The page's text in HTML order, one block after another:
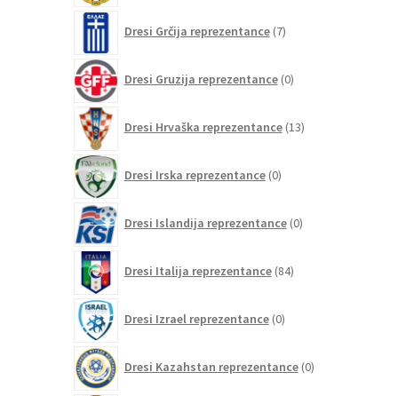
Dresi Grčija reprezentance 7izdelkov
Dresi Gruzija reprezentance 0izdelkov
Dresi Hrvaška reprezentance 13izdelkov
Dresi Irska reprezentance 0izdelkov
Dresi Islandija reprezentance 0izdelkov
Dresi Italija reprezentance 84izdelkov
Dresi Izrael reprezentance 0izdelkov
Dresi Kazahstan reprezentance 0izdelkov